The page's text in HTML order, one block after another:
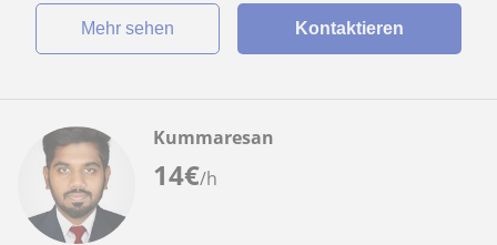
Mehr sehen Kontaktieren
14€/h
Kummaresan